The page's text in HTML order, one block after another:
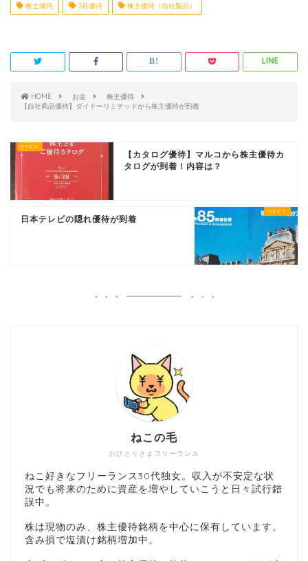
株主優待 3月優待 株主優待（自社製品）
HOME お金
株主優待
【自社商品優待】ダイドーリミテッドから株主優待が到着
【カタログ優待】マルコから株主優待カ
タログが到着！内容は？
日本テレビの隠れ優待が到着
おひとりさまフリーランス
ねこの毛
ねこ好きなフリーランス30代独女。収入が不安定な状
況でも将来のために資産を増やしていこうと日々試行錯
誤中。
株は現物のみ、株主優待銘柄を中心に保有しています。
含み損で塩漬け銘柄増加中。